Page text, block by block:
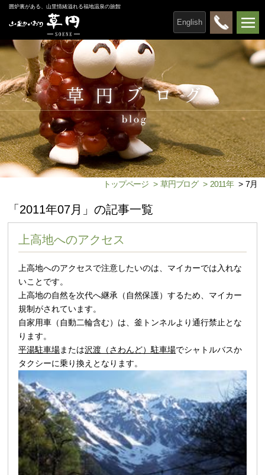
囲炉裏がある、山里情緒溢れる福地温泉の旅館
English
トップページ > 草円ブログ > 2011年 > 7月
「2011年07月」の記事一覧
上高地へのアクセス
上高地へのアクセスで注意したいのは、マイカーでは入れな
いことです。
上高地の自然を次代へ継承（自然保護）するため、マイカー
規制がされています。
自家用車（自動二輪含む）は、釜トンネルより通行禁止とな
ります。
平湯駐車場または沢渡（さわんど）駐車場でシャトルバスか
タクシーに乗り換えとなります。